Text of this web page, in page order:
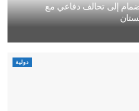
إلى تحالف دفاعي مع
دولية